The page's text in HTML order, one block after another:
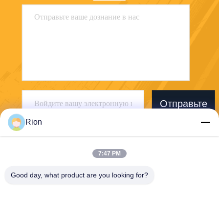
Отправьте
Shenzhen Rion Technology Co., Ltd.
Rion
7:47 PM
Good day, what product are you looking for?